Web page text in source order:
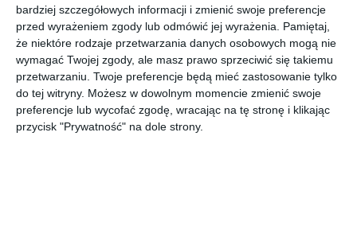
bardziej szczegółowych informacji i zmienić swoje preferencje
przed wyrażeniem zgody lub odmówić jej wyrażenia.
Pamiętaj,
że niektóre rodzaje przetwarzania danych osobowych mogą nie
wymagać Twojej zgody, ale masz prawo sprzeciwić się takiemu
przetwarzaniu. Twoje preferencje będą mieć zastosowanie tylko
do tej witryny. Możesz w dowolnym momencie zmienić swoje
preferencje lub wycofać zgodę, wracając na tę stronę i klikając
przycisk "Prywatność" na dole strony.
22 sierpnia 2026
Amelia &
Smooth
Jazz Trio
4 września 2026
Maraton
Horrów w
kinie TOMI
25 września 2026
Bridgerto
nowie -
Koncert
Przy
Świecach
24 listopada 2026
Esteriore
Brothers -
"Viva
Italia"
Tour 2026
więcej biletów